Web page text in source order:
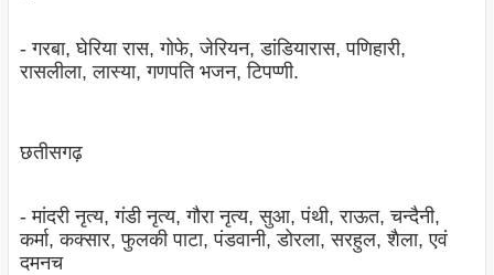
- गरबा, घेरिया रास, गोफे, जेरियन, डांडियारास, पणिहारी,
रासलीला, लास्‍या, गणपति भजन, टिपप्‍णी.
छतीसगढ़
- मांदरी नृत्‍य, गंडी नृत्‍य, गौरा नृत्‍य, सुआ, पंथी, राऊत, चन्‍दैनी,
कर्मा, कक्‍सार, फुलकी पाटा, पंडवानी, डोरला, सरहुल, शैला, एवं
दमनच